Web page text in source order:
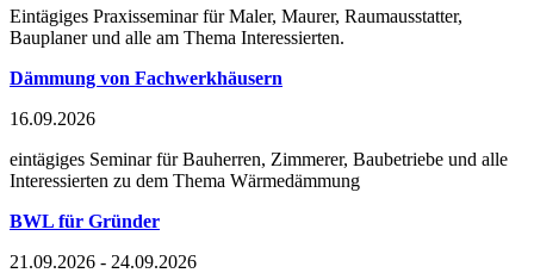
Eintägiges Praxisseminar für Maler, Maurer, Raumausstatter,
Bauplaner und alle am Thema Interessierten.
Dämmung von Fachwerkhäusern
16.09.2026
eintägiges Seminar für Bauherren, Zimmerer, Baubetriebe und alle
Interessierten zu dem Thema Wärmedämmung
BWL für Gründer
21.09.2026 - 24.09.2026